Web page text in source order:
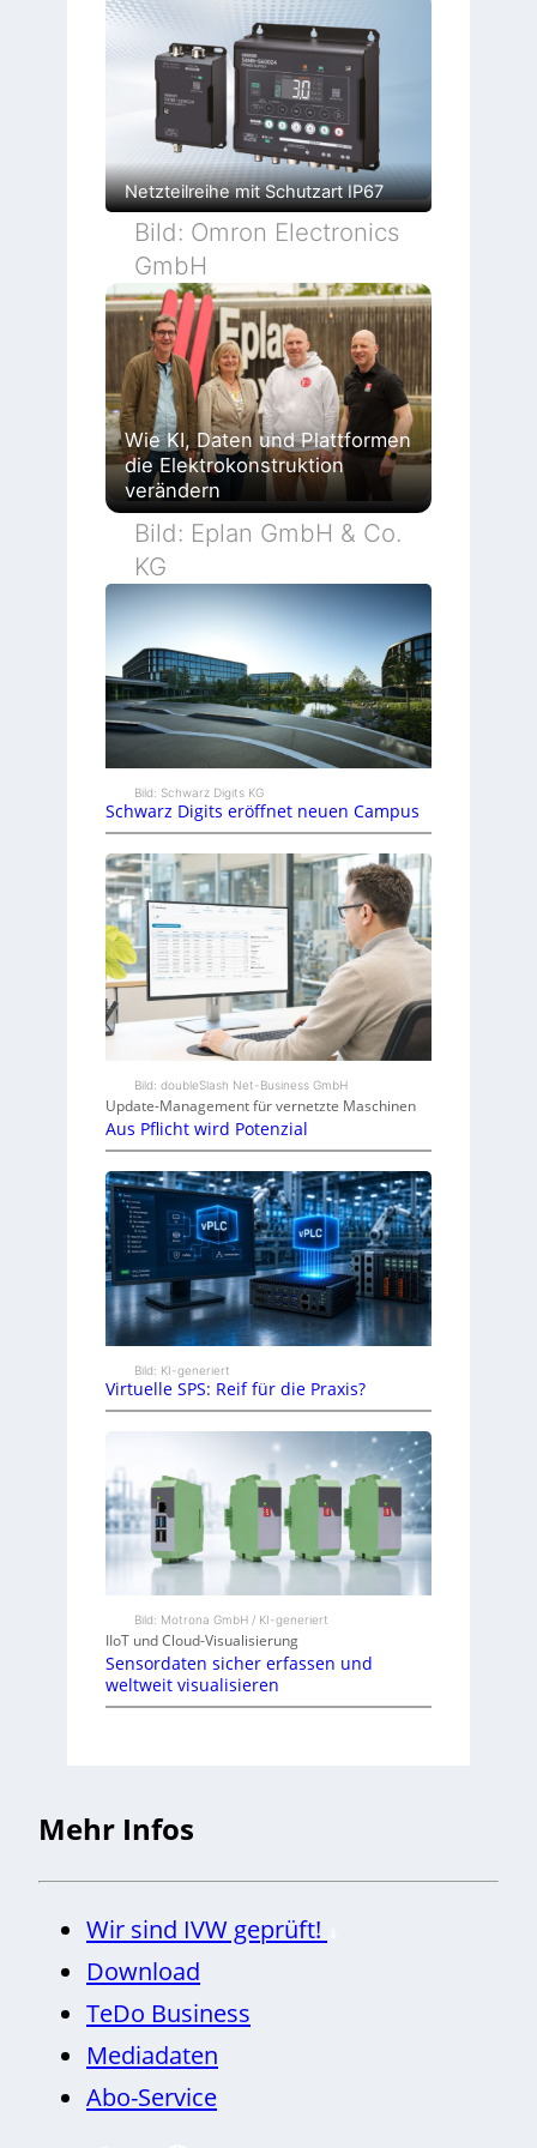
Netzteilreihe mit Schutzart IP67
Bild: Omron Electronics
GmbH
Wie KI, Daten und Plattformen
die Elektrokonstruktion
verändern
Bild: Eplan GmbH & Co.
KG
Bild: Schwarz Digits KG
Schwarz Digits eröffnet neuen Campus
Bild: doubleSlash Net-Business GmbH
Update-Management für vernetzte Maschinen
Aus Pflicht wird Potenzial
Bild: KI-generiert
Virtuelle SPS: Reif für die Praxis?
Bild: Motrona GmbH / KI-generiert
IIoT und Cloud-Visualisierung
Sensordaten sicher erfassen und
weltweit visualisieren
Mehr Infos
Wir sind IVW geprüft!
Download
TeDo Business
Mediadaten
Abo-Service